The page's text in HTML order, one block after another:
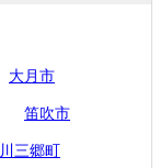
大月市
笛吹市
三郷町